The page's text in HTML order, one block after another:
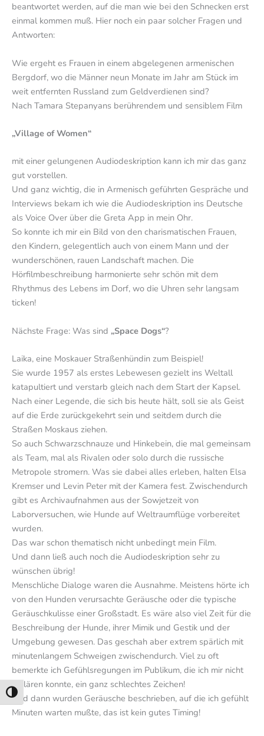
Umschalten auf hohe Kontraste
beantwortet werden, auf die man wie bei den Schnecken erst
einmal kommen muß. Hier noch ein paar solcher Fragen und
Antworten:
Wie ergeht es Frauen in einem abgelegenen armenischen
Bergdorf, wo die Männer neun Monate im Jahr am Stück im
weit entfernten Russland zum Geldverdienen sind?
Nach Tamara Stepanyans berührendem und sensiblem Film
„Village of Women“
mit einer gelungenen Audiodeskription kann ich mir das ganz
gut vorstellen.
Und ganz wichtig, die in Armenisch geführten Gespräche und
Interviews bekam ich wie die Audiodeskription ins Deutsche
als Voice Over über die Greta App in mein Ohr.
So konnte ich mir ein Bild von den charismatischen Frauen,
den Kindern, gelegentlich auch von einem Mann und der
wunderschönen, rauen Landschaft machen. Die
Hörfilmbeschreibung harmonierte sehr schön mit dem
Rhythmus des Lebens im Dorf, wo die Uhren sehr langsam
ticken!
Nächste Frage: Was sind „Space Dogs“?
Laika, eine Moskauer Straßenhündin zum Beispiel!
Sie wurde 1957 als erstes Lebewesen gezielt ins Weltall
katapultiert und verstarb gleich nach dem Start der Kapsel.
Nach einer Legende, die sich bis heute hält, soll sie als Geist
auf die Erde zurückgekehrt sein und seitdem durch die
Straßen Moskaus ziehen.
So auch Schwarzschnauze und Hinkebein, die mal gemeinsam
als Team, mal als Rivalen oder solo durch die russische
Metropole stromern. Was sie dabei alles erleben, halten Elsa
Kremser und Levin Peter mit der Kamera fest. Zwischendurch
gibt es Archivaufnahmen aus der Sowjetzeit von
Laborversuchen, wie Hunde auf Weltraumflüge vorbereitet
wurden.
Das war schon thematisch nicht unbedingt mein Film.
Und dann ließ auch noch die Audiodeskription sehr zu
wünschen übrig!
Menschliche Dialoge waren die Ausnahme. Meistens hörte ich
von den Hunden verursachte Geräusche oder die typische
Geräuschkulisse einer Großstadt. Es wäre also viel Zeit für die
Beschreibung der Hunde, ihrer Mimik und Gestik und der
Umgebung gewesen. Das geschah aber extrem spärlich mit
minutenlangem Schweigen zwischendurch. Viel zu oft
bemerkte ich Gefühlsregungen im Publikum, die ich mir nicht
erklären konnte, ein ganz schlechtes Zeichen!
Und dann wurden Geräusche beschrieben, auf die ich gefühlt
Minuten warten mußte, das ist kein gutes Timing!